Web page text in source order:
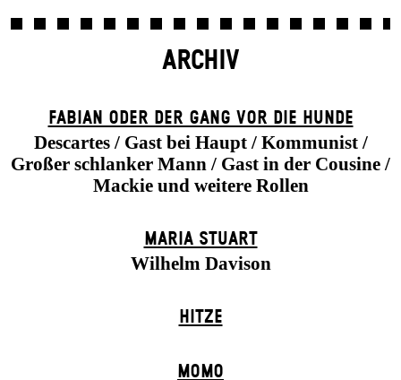
ARCHIV
FABIAN ODER DER GANG VOR DIE HUNDE
Descartes / Gast bei Haupt / Kommunist /
Großer schlanker Mann / Gast in der Cousine /
Mackie und weitere Rollen
MARIA STUART
Wilhelm Davison
HITZE
MOMO